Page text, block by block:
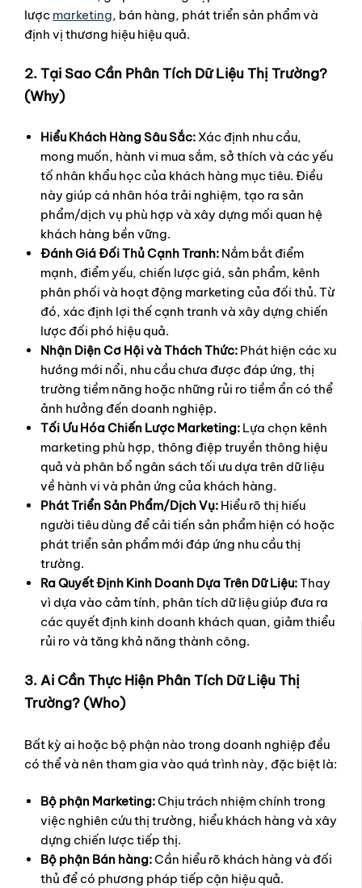
lược marketing, bán hàng, phát triển sản phẩm và
định vị thương hiệu hiệu quả.
2. Tại Sao Cần Phân Tích Dữ Liệu Thị Trường?
(Why)
Hiểu Khách Hàng Sâu Sắc: Xác định nhu cầu,
mong muốn, hành vi mua sắm, sở thích và các yếu
tố nhân khẩu học của khách hàng mục tiêu. Điều
này giúp cá nhân hóa trải nghiệm, tạo ra sản
phẩm/dịch vụ phù hợp và xây dựng mối quan hệ
khách hàng bền vững.
Đánh Giá Đối Thủ Cạnh Tranh: Nắm bắt điểm
mạnh, điểm yếu, chiến lược giá, sản phẩm, kênh
phân phối và hoạt động marketing của đối thủ. Từ
đó, xác định lợi thế cạnh tranh và xây dựng chiến
lược đối phó hiệu quả.
Nhận Diện Cơ Hội và Thách Thức: Phát hiện các xu
hướng mới nổi, nhu cầu chưa được đáp ứng, thị
trường tiềm năng hoặc những rủi ro tiềm ẩn có thể
ảnh hưởng đến doanh nghiệp.
Tối Ưu Hóa Chiến Lược Marketing: Lựa chọn kênh
marketing phù hợp, thông điệp truyền thông hiệu
quả và phân bổ ngân sách tối ưu dựa trên dữ liệu
về hành vi và phản ứng của khách hàng.
Phát Triển Sản Phẩm/Dịch Vụ: Hiểu rõ thị hiếu
người tiêu dùng để cải tiến sản phẩm hiện có hoặc
phát triển sản phẩm mới đáp ứng nhu cầu thị
trường.
Ra Quyết Định Kinh Doanh Dựa Trên Dữ Liệu:Thay
vì dựa vào cảm tính, phân tích dữ liệu giúp đưa ra
các quyết định kinh doanh khách quan, giảm thiểu
rủi ro và tăng khả năng thành công.
3. Ai Cần Thực Hiện Phân Tích Dữ Liệu Thị
Trường? (Who)
Bất kỳ ai hoặc bộ phận nào trong doanh nghiệp đều
có thể và nên tham gia vào quá trình này, đặc biệt là:
Bộ phận Marketing:Chịu trách nhiệm chính trong
việc nghiên cứu thị trường, hiểu khách hàng và xây
dựng chiến lược tiếp thị.
Bộ phận Bán hàng:Cần hiểu rõ khách hàng và đối
thủ để có phương pháp tiếp cận hiệu quả.